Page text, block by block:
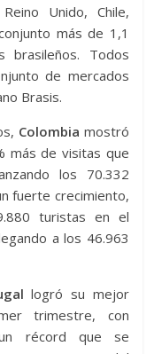
Unido, Chile,
más de 1,1
brasileños. Todos
de mercados
Brasis.
Colombia mostró
más de visitas que
los 70.332
fuerte crecimiento,
turistas en el
a los 46.963
logró su mejor
trimestre, con
récord que se